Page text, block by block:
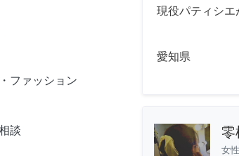
ファッション
談
現役パティシエ
愛知県
零
女性